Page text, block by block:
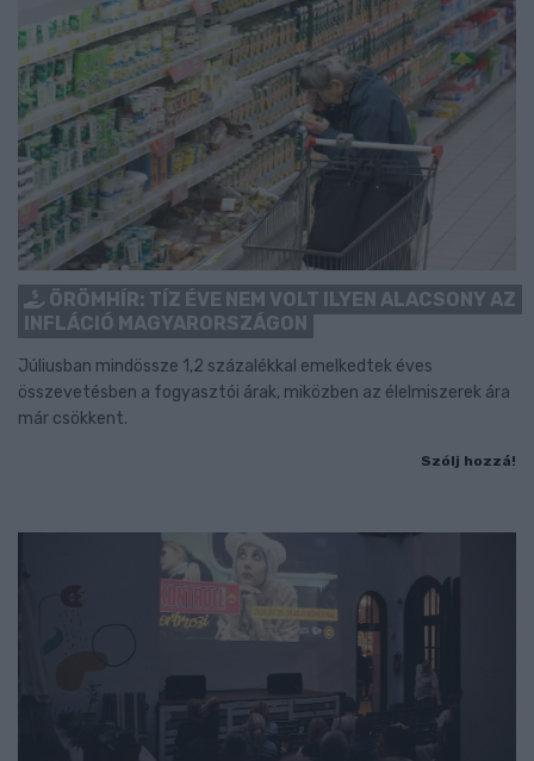
ÖRÖMHÍR: TÍZ ÉVE NEM VOLT ILYEN ALACSONY AZ
INFLÁCIÓ MAGYARORSZÁGON
Júliusban mindössze 1,2 százalékkal emelkedtek éves
összevetésben a fogyasztói árak, miközben az élelmiszerek ára
már csökkent.
Szólj hozzá!